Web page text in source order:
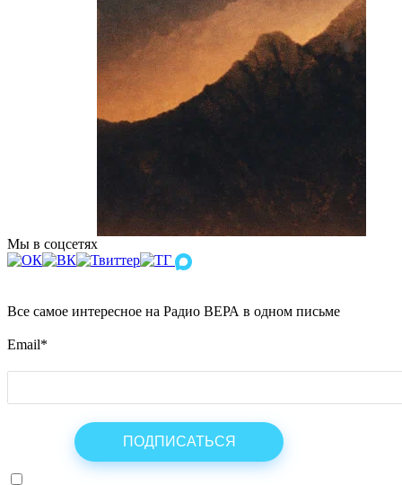
Мы в соцсетях
Все самое интересное на Радио ВЕРА в одном письме
Email*